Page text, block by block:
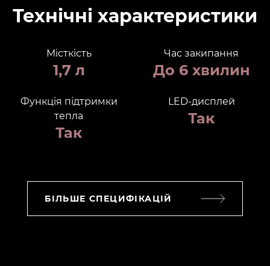
Технічні характеристики
Місткість
1,7 л
Час закипання
До 6 хвилин
Функція підтримки
тепла
Так
LED-дисплей
Так
БІЛЬШЕ СПЕЦИФІКАЦІЙ